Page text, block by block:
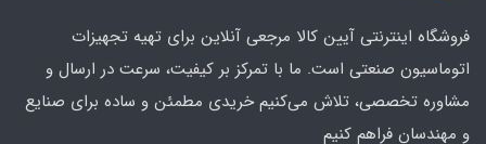
فروشگاه اینترنتی آیین کالا مرجعی آنلاین برای تهیه تجهیزات
اتوماسیون صنعتی است. ما با تمرکز بر کیفیت، سرعت در ارسال و
مشاوره تخصصی، تلاش می‌کنیم خریدی مطمئن و ساده برای صنایع
و مهندسان فراهم کنیم